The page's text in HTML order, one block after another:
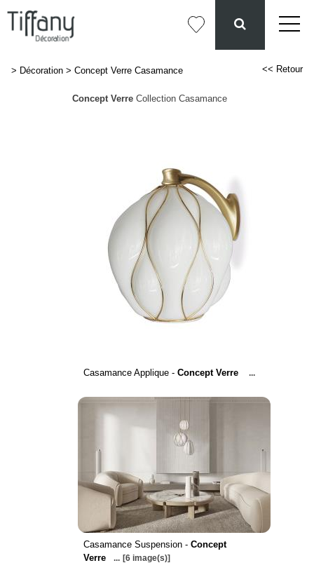
> Décoration > Concept Verre Casamance << Retour
Concept VerreCollection Casamance
Casamance Applique - Concept Verre ...
Casamance Suspension - Concept
Verre
... [6 image(s)]